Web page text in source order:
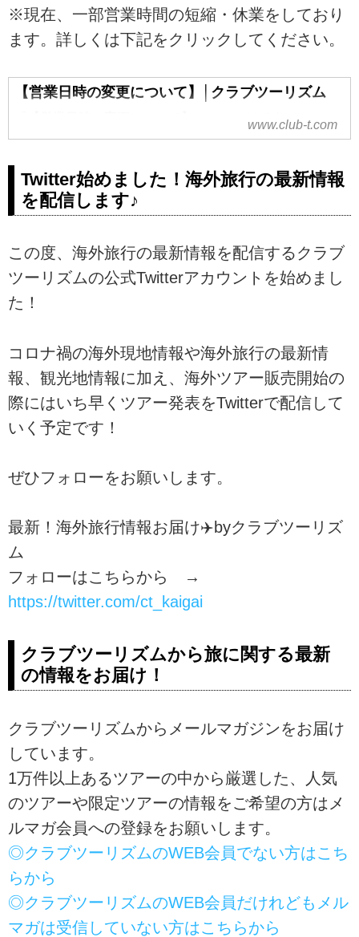
※現在、一部営業時間の短縮・休業をしており
ます。詳しくは下記をクリックしてください。
【営業日時の変更について】│クラブツーリズム
「【営業日時の変更について】」のページです。
www.club-t.com
Twitter始めました！海外旅行の最新情報
を配信します♪
この度、海外旅行の最新情報を配信するクラブ
ツーリズムの公式Twitterアカウントを始めまし
た！
コロナ禍の海外現地情報や海外旅行の最新情
報、観光地情報に加え、海外ツアー販売開始の
際にはいち早くツアー発表をTwitterで配信して
いく予定です！
ぜひフォローをお願いします。
最新！海外旅行情報お届け✈️byクラブツーリズ
ム
フォローはこちらから →
https://twitter.com/ct_kaigai
クラブツーリズムから旅に関する最新
の情報をお届け！
クラブツーリズムからメールマガジンをお届け
しています。
1万件以上あるツアーの中から厳選した、人気
のツアーや限定ツアーの情報をご希望の方はメ
ルマガ会員への登録をお願いします。
◎クラブツーリズムのWEB会員でない方はこち
らから
◎クラブツーリズムのWEB会員だけれどもメル
マガは受信していない方はこちらから